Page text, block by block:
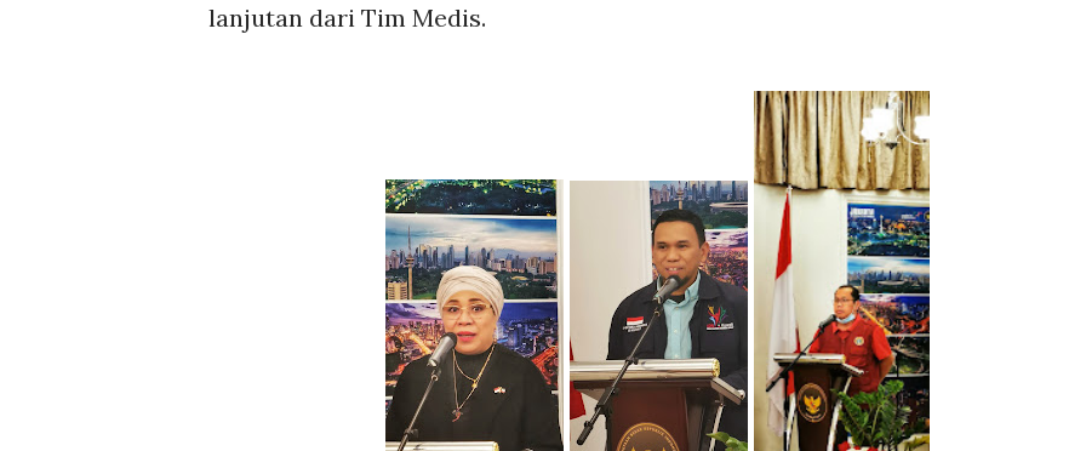
lanjutan dari Tim Medis.